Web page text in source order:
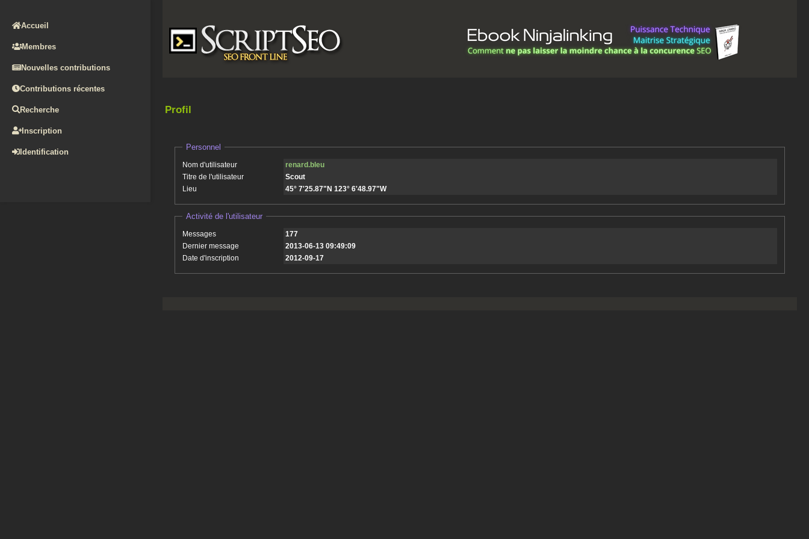
Accueil
Membres
Nouvelles contributions
Contributions récentes
Recherche
Inscription
Identification
Profil
Personnel
Nom d'utilisateur
renard.bleu
Titre de l'utilisateur
Scout
Lieu
45° 7'25.87"N 123° 6'48.97"W
Activité de l'utilisateur
Messages
177
Dernier message
2013-06-13 09:49:09
Date d'inscription
2012-09-17